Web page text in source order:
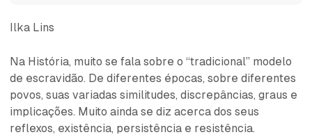
Ilka Lins
Na História, muito se fala sobre o “tradicional” modelo
de escravidão. De diferentes épocas, sobre diferentes
povos, suas variadas similitudes, discrepâncias, graus e
implicações. Muito ainda se diz acerca dos seus
reflexos, existência, persistência e resistência.